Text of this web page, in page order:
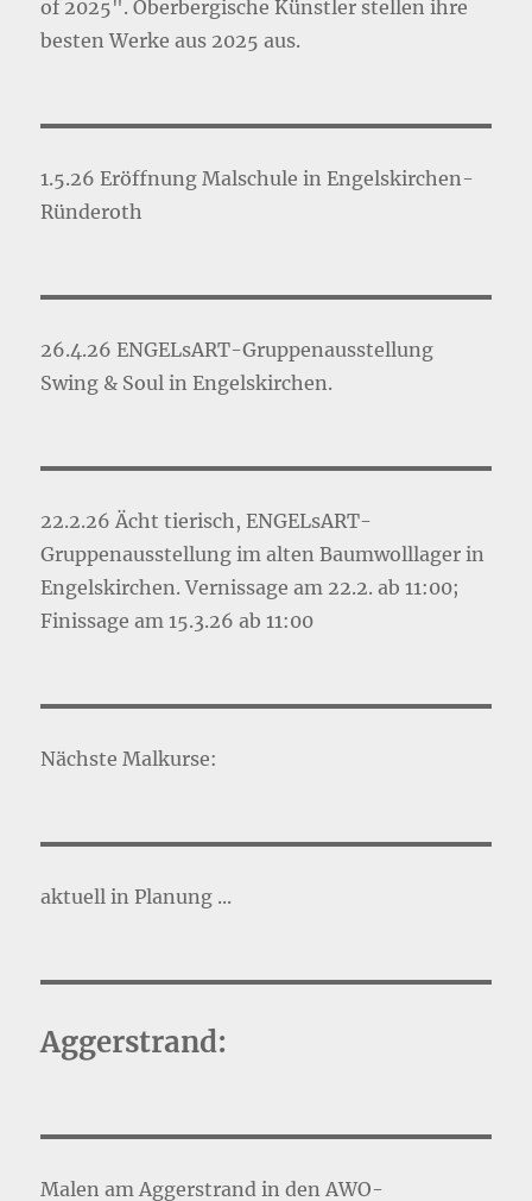
of 2025". Oberbergische Künstler stellen ihre
besten Werke aus 2025 aus.
1.5.26 Eröffnung Malschule in Engelskirchen-
Ründeroth
26.4.26 ENGELsART-Gruppenausstellung
Swing & Soul in Engelskirchen.
22.2.26 Ächt tierisch, ENGELsART-
Gruppenausstellung im alten Baumwolllager in
Engelskirchen. Vernissage am 22.2. ab 11:00;
Finissage am 15.3.26 ab 11:00
Nächste Malkurse:
aktuell in Planung ...
Aggerstrand:
Malen am Aggerstrand in den AWO-